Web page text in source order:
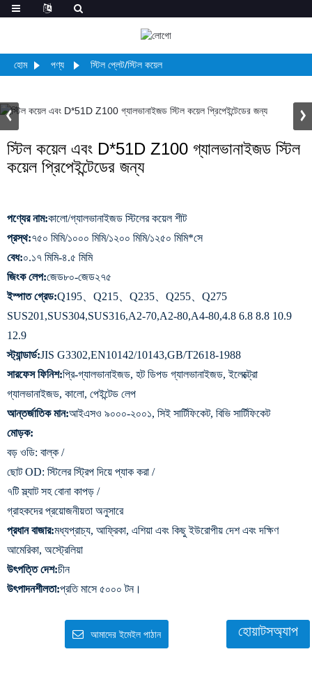
হোম পণ্য স্টিল প্লেট/স্টিল কয়েল
স্টিল কয়েল এবং D*51D Z100 গ্যালভানাইজড স্টিল
কয়েল প্রিপেইন্টেডের জন্য
পণ্যের নাম:কালো/গ্যালভানাইজড স্টিলের কয়েল শীট
প্রস্থ:৭৫০ মিমি/১০০০ মিমি/১২০০ মিমি/১২৫০ মিমি*সে
বেধ:০.১৭ মিমি-৪.৫ মিমি
জিংক লেপ:জেড৮০-জেড২৭৫
ইস্পাত গ্রেড:Q195、Q215、Q235、Q255、Q275
SUS201,SUS304,SUS316,A2-70,A2-80,A4-80,4.8 6.8 8.8 10.9
12.9
স্ট্যান্ডার্ড:JIS G3302,EN10142/10143,GB/T2618-1988
সারফেস ফিনিশ:প্রি-গ্যালভানাইজড, হট ডিপড গ্যালভানাইজড, ইলেক্ট্রো
গ্যালভানাইজড, কালো, পেইন্টেড লেপ
আন্তর্জাতিক মান:আইএসও ৯০০০-২০০১, সিই সার্টিফিকেট, বিভি সার্টিফিকেট
মোড়ক:
বড় ওডি: বাল্ক /
ছোট OD: স্টিলের স্ট্রিপ দিয়ে প্যাক করা /
৭টি স্ল্যাট সহ বোনা কাপড় /
গ্রাহকদের প্রয়োজনীয়তা অনুসারে
প্রধান বাজার:মধ্যপ্রাচ্য, আফ্রিকা, এশিয়া এবং কিছু ইউরোপীয় দেশ এবং দক্ষিণ
আমেরিকা, অস্ট্রেলিয়া
উৎপত্তি দেশ:চীন
উৎপাদনশীলতা:প্রতি মাসে ৫০০০ টন।
আমাদের ইমেইল পাঠান হোয়াটসঅ্যাপ